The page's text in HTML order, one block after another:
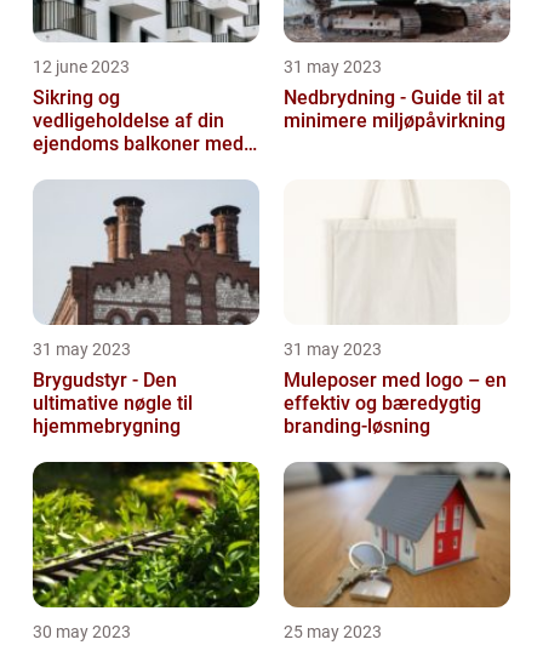
12 june 2023
Sikring og
vedligeholdelse af din
ejendoms balkoner med
31 may 2023
Nedbrydning - Guide til at
minimere miljøpåvirkning
31 may 2023
Brygudstyr - Den
ultimative nøgle til
hjemmebrygning
31 may 2023
Muleposer med logo – en
effektiv og bæredygtig
branding-løsning
30 may 2023 25 may 2023